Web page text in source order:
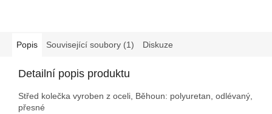
Popis Související soubory (1) Diskuze
Detailní popis produktu
Střed kolečka vyroben z oceli, Běhoun: polyuretan, odlévaný,
přesné